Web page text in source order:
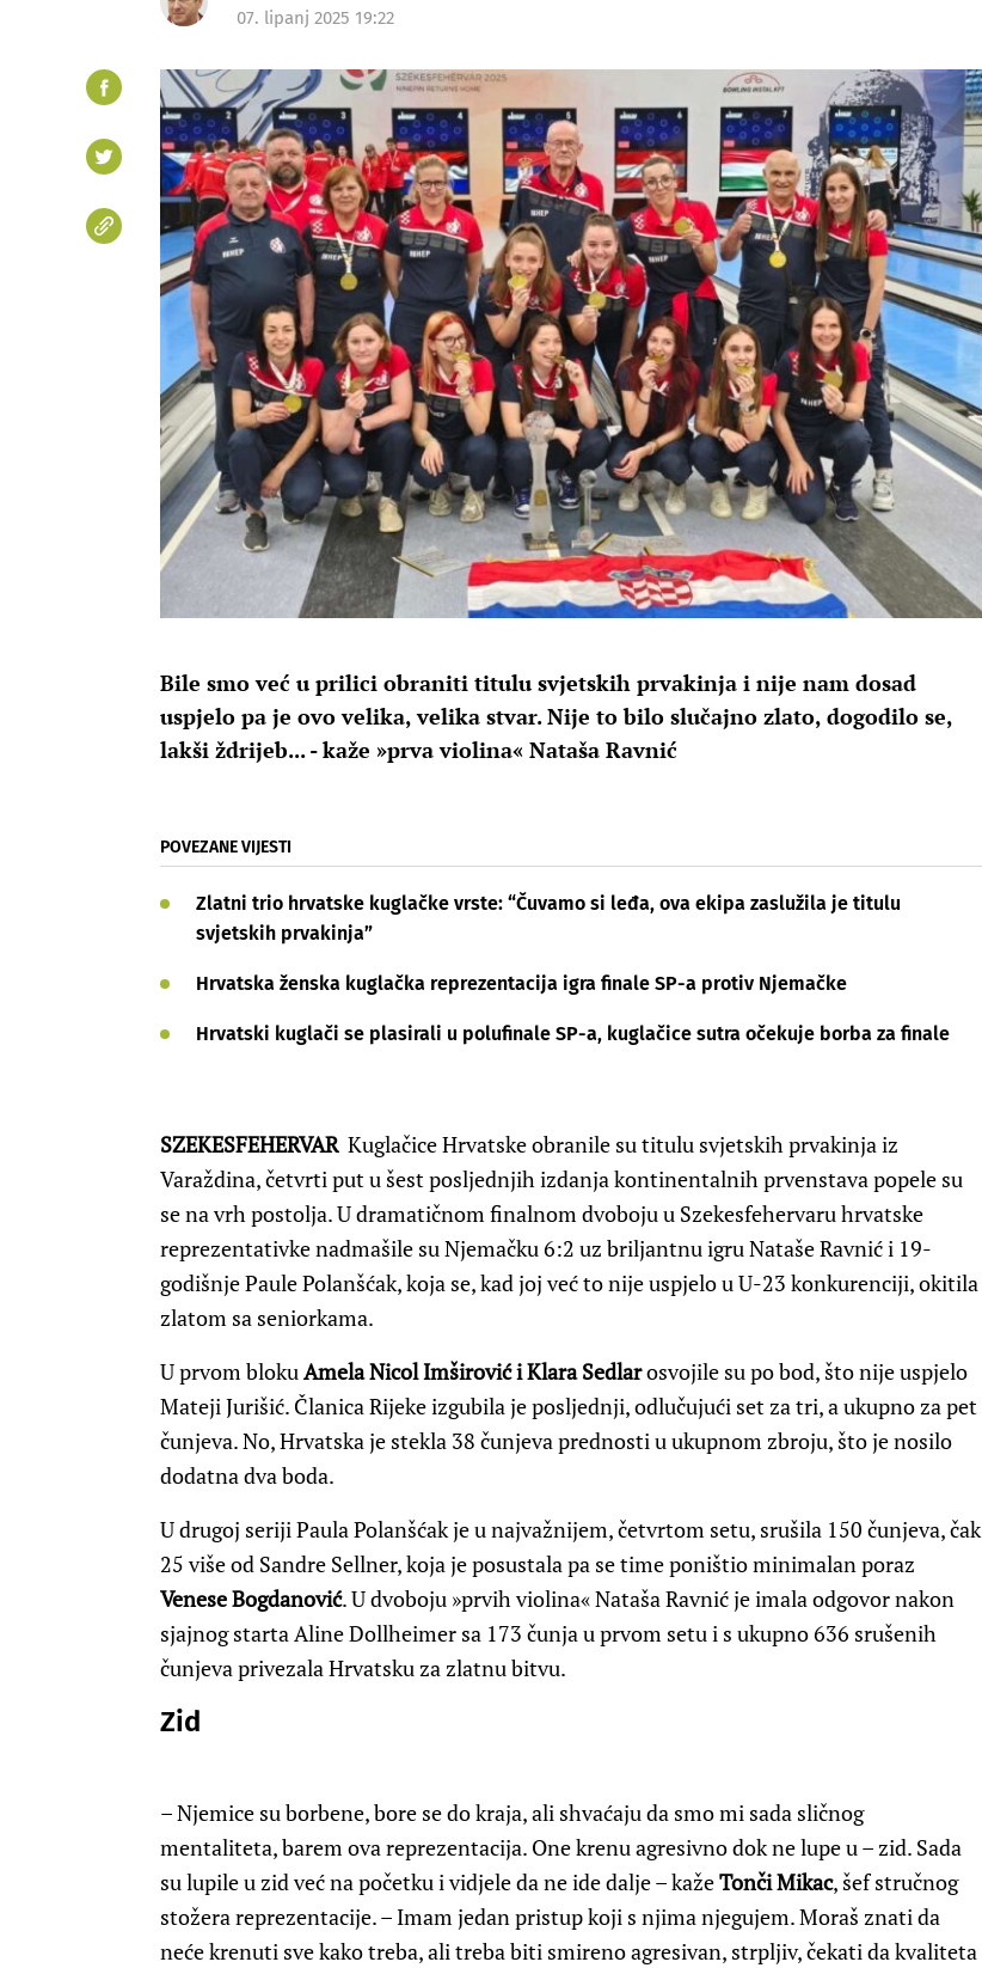
07. lipanj 2025 19:22
Bile smo već u prilici obraniti titulu svjetskih prvakinja i nije nam dosad
uspjelo pa je ovo velika, velika stvar. Nije to bilo slučajno zlato, dogodilo se,
lakši ždrijeb... - kaže »prva violina« Nataša Ravnić
POVEZANE VIJESTI
Zlatni trio hrvatske kuglačke vrste: “Čuvamo si leđa, ova ekipa zaslužila je titulu
svjetskih prvakinja”
Hrvatska ženska kuglačka reprezentacija igra finale SP-a protiv Njemačke
Hrvatski kuglači se plasirali u polufinale SP-a, kuglačice sutra očekuje borba za finale
SZEKESFEHERVARKuglačice Hrvatske obranile su titulu svjetskih prvakinja iz
Varaždina, četvrti put u šest posljednjih izdanja kontinentalnih prvenstava popele su
se na vrh postolja. U dramatičnom finalnom dvoboju u Szekesfehervaru hrvatske
reprezentativke nadmašile su Njemačku 6:2 uz briljantnu igru Nataše Ravnić i 19-
godišnje Paule Polanšćak, koja se, kad joj već to nije uspjelo u U-23 konkurenciji, okitila
zlatom sa seniorkama.
U prvom blokuAmela Nicol Imširović i Klara Sedlarosvojile su po bod, što nije uspjelo
Mateji Jurišić. Članica Rijeke izgubila je posljednji, odlučujući set za tri, a ukupno za pet
čunjeva. No, Hrvatska je stekla 38 čunjeva prednosti u ukupnom zbroju, što je nosilo
dodatna dva boda.
U drugoj seriji Paula Polanšćak je u najvažnijem, četvrtom setu, srušila 150 čunjeva, čak
25 više od Sandre Sellner, koja je posustala pa se time poništio minimalan poraz
Venese Bogdanović. U dvoboju »prvih violina« Nataša Ravnić je imala odgovor nakon
sjajnog starta Aline Dollheimer sa 173 čunja u prvom setu i s ukupno 636 srušenih
čunjeva privezala Hrvatsku za zlatnu bitvu.
Zid
– Njemice su borbene, bore se do kraja, ali shvaćaju da smo mi sada sličnog
mentaliteta, barem ova reprezentacija. One krenu agresivno dok ne lupe u – zid. Sada
su lupile u zid već na početku i vidjele da ne ide dalje – kažeTonči Mikac, šef stručnog
stožera reprezentacije. – Imam jedan pristup koji s njima njegujem. Moraš znati da
neće krenuti sve kako treba, ali treba biti smireno agresivan, strpljiv, čekati da kvaliteta